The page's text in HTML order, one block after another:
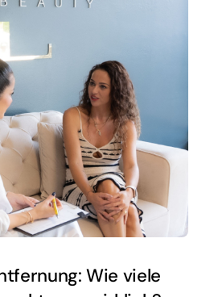
Wie viele